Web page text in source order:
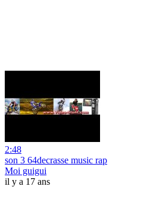
2:48
son 3 64decrasse music rap
Moi guigui
il y a 17 ans